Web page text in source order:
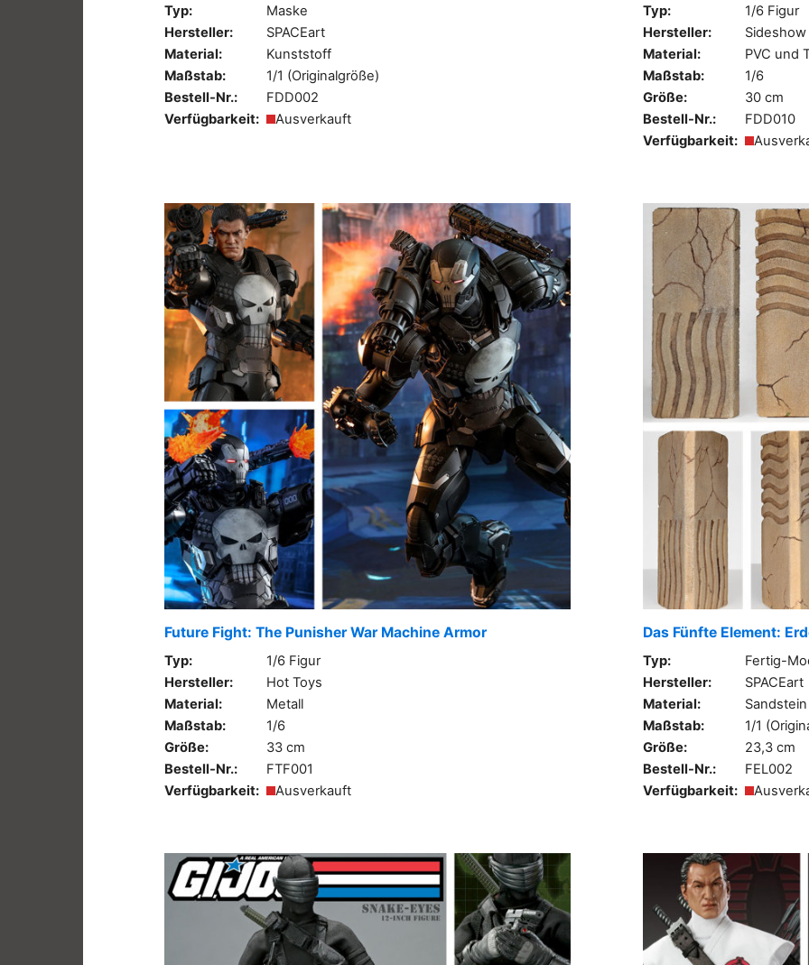
Typ:
Maske
Hersteller:
SPACEart
Material:
Kunststoff
Maßstab:
1/1 (Originalgröße)
Bestell-Nr.:
FDD002
Verfügbarkeit:
Ausverkauft
Typ:
1/6 Figur
Hersteller:
Sideshow
Material:
PVC und
Maßstab:
1/6
Größe:
30 cm
Bestell-Nr.:
FDD010
Verfügbarkeit:
Future Fight: The Punisher War Machine Armor
Typ:
1/6 Figur
Hersteller:
Hot Toys
Material:
Metall
Maßstab:
1/6
Größe:
33 cm
Bestell-Nr.:
FTF001
Verfügbarkeit:
Ausverkauft
Das Fünfte Element:
Typ:
Fertig-
Hersteller:
SPACEart
Material:
Sandstein
Maßstab:
1/1
Größe:
23,3 cm
Bestell-Nr.:
FEL002
Verfügbarkeit: